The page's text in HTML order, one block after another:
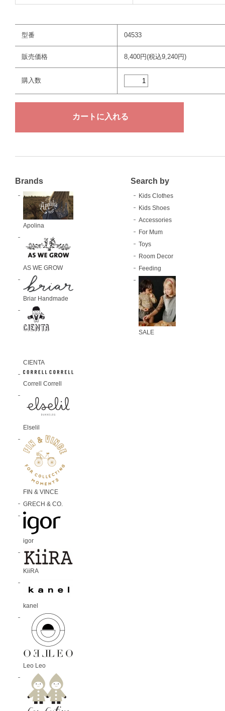
型番 04533
販売価格 8,400円(税込9,240円)
購入数
Brands
Apolina
AS WE GROW
Briar Handmade
CIENTA
Correll Correll
Elselil
FIN & VINCE
GRECH & CO.
igor
KiiRA
kanel
Leo Leo
Search by
Kids Clothes
Kids Shoes
Accessories
For Mum
Toys
Room Decor
Feeding
SALE